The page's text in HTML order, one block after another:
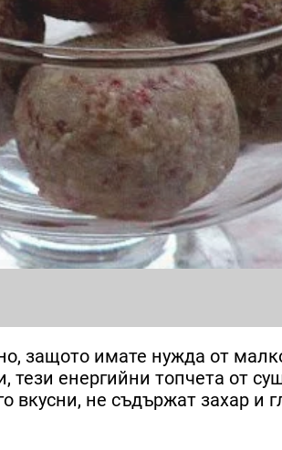
защото имате нужда от
тези енергийни топчета от
вкусни, не съдържат захар и